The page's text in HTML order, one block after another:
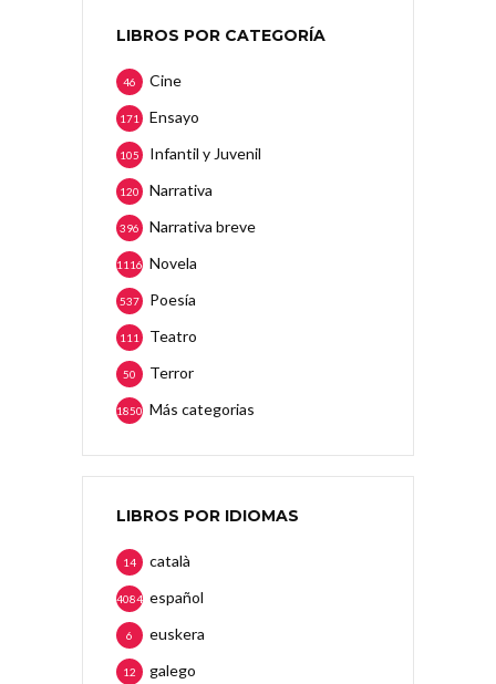
LIBROS POR CATEGORÍA
Cine
46
Ensayo
171
Infantil y Juvenil
105
Narrativa
120
Narrativa breve
396
Novela
1116
Poesía
537
Teatro
111
Terror
50
Más categorias
1850
LIBROS POR IDIOMAS
català
14
español
4084
euskera
6
galego
12